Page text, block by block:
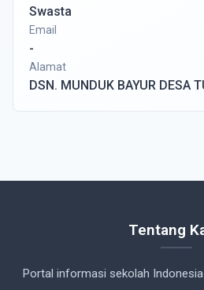
Swasta
Email
-
Alamat
DSN. MUNDUK BAYUR DESA
Tentang
Portal informasi sekolah